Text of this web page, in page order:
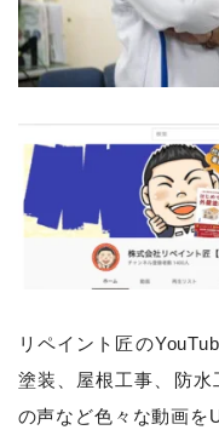
リペイント匠の
塗装、屋根工事、防
の声など色々な動画を